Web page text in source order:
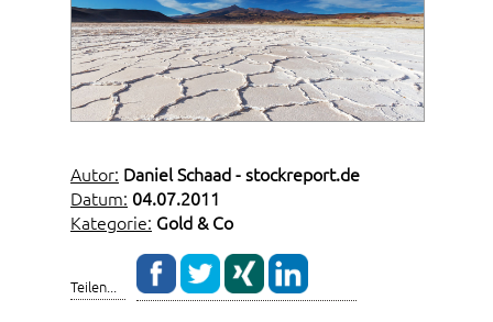
Autor: Daniel Schaad - stockreport.de
Datum: 04.07.2011
Kategorie: Gold & Co
Teilen...